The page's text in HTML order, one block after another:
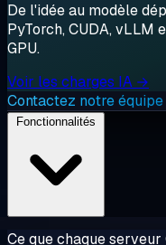
De l'idée au modèle
PyTorch, CUDA, vLLM
GPU.
Voir les charges IA →
Contactez notre
Ce que chaque